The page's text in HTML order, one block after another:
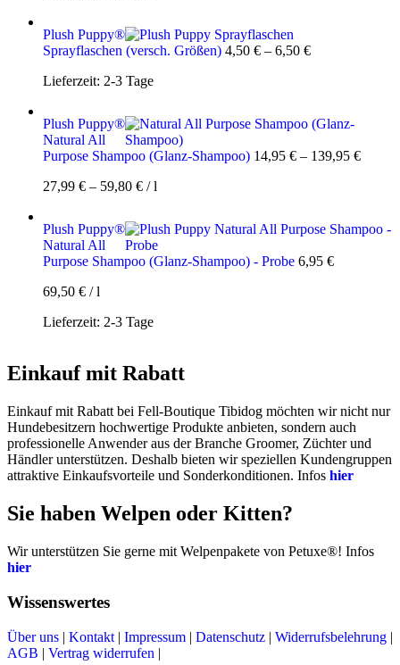
Plush Puppy®
Sprayflaschen (versch. Größen) 4,50 € – 6,50 €
Lieferzeit: 2-3 Tage
Plush Puppy®
Natural All
Purpose Shampoo (Glanz-Shampoo) 14,95 € – 139,95 €
27,99 € – 59,80 € /l
Plush Puppy®
Natural All
Purpose Shampoo (Glanz-Shampoo) - Probe 6,95 €
69,50 € /l
Lieferzeit: 2-3 Tage
Einkauf mit Rabatt
Einkauf mit Rabatt bei Fell-Boutique Tibidog möchten wir nicht nur
Hundebesitzern hochwertige Produkte anbieten, sondern auch
professionelle Anwender aus der Branche Groomer, Züchter und
Händler unterstützen. Deshalb bieten wir speziellen Kundengruppen
attraktive Einkaufsvorteile und Sonderkonditionen. Infos hier
Sie haben Welpen oder Kitten?
Wir unterstützen Sie gerne mit Welpenpakete von Petuxe®! Infos
hier
Wissenswertes
Über uns | Kontakt | Impressum | Datenschutz | Widerrufsbelehrung |
AGB | Vertrag widerrufen |